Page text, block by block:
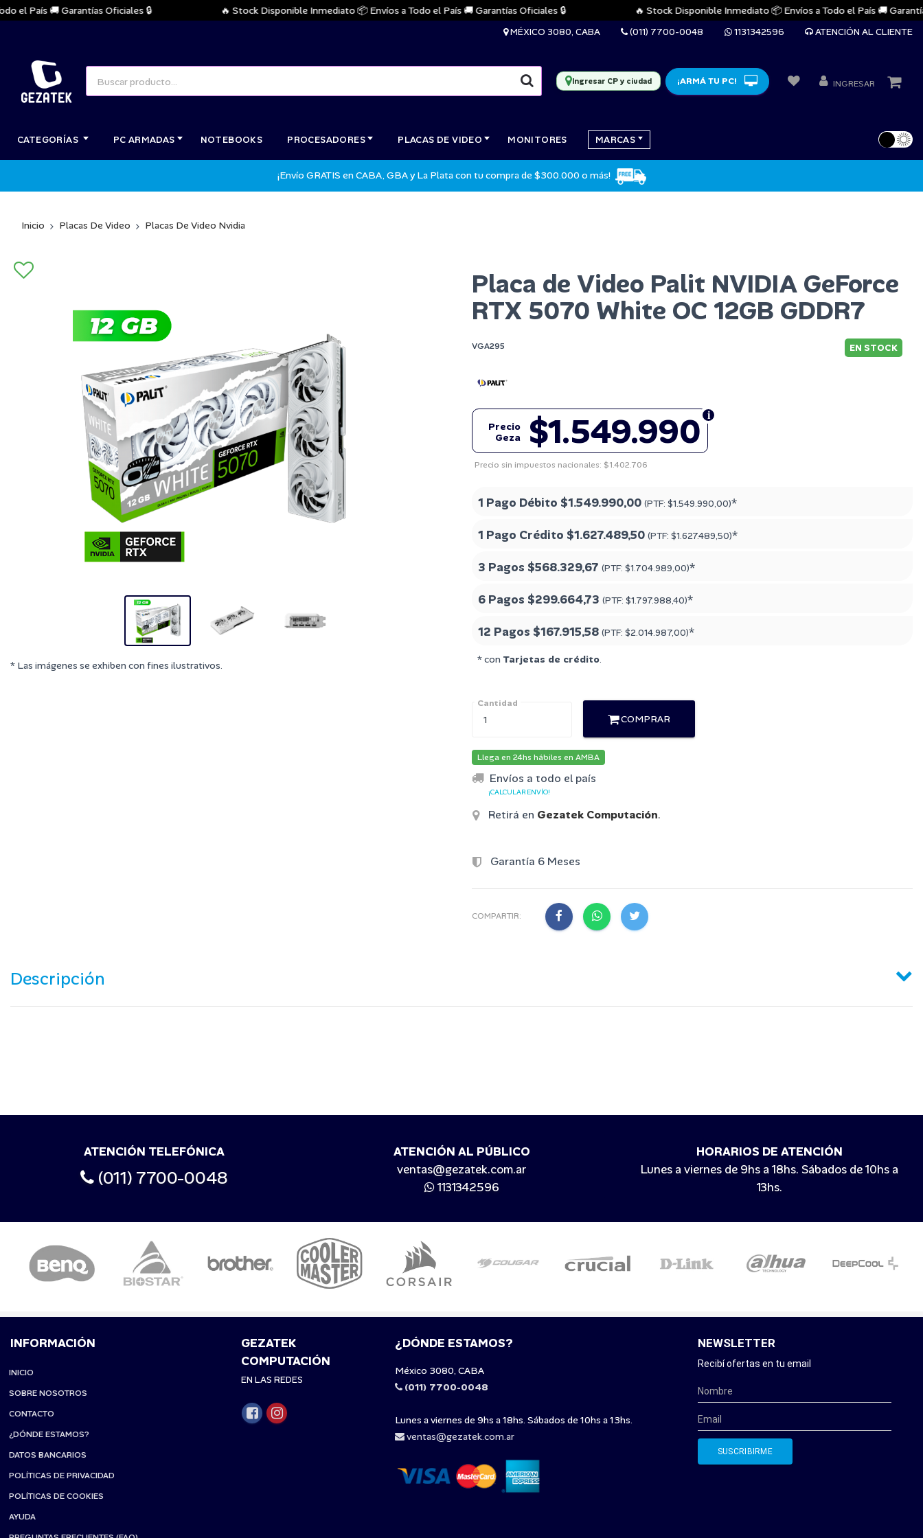
País 🚚 Garantías Oficiales 🔒 🔥 Stock Disponible Inmediato 📦 Envíos a Todo el País 🚚 Garantías Oficiales 🔒 🔥 Stock Disponible Inmediato 📦 Envíos a Todo el País 🚚 Garantías
MÉXICO 3080, CABA (011) 7700-0048 1131342596 ATENCIÓN AL CLIENTE
Ingresar CP y ciudad ¡ARMÁ TU PC! INGRESAR
CATEGORÍAS PC ARMADAS NOTEBOOKS PROCESADORES PLACAS DE VIDEO MONITORES MARCAS
¡Envío GRATIS en CABA, GBA y La Plata con tu compra de $300.000 o más!
Inicio Placas De Video Placas De Video Nvidia
* Las imágenes se exhiben con fines ilustrativos.
Placa de Video Palit NVIDIA GeForce
RTX 5070 White OC 12GB GDDR7
VGA295 EN STOCK
$1.549.990
Precio
Geza
Precio sin impuestos nacionales: $1.402.706
1 Pago Débito $1.549.990,00 (PTF: $1.549.990,00)*
1 Pago Crédito $1.627.489,50 (PTF: $1.627.489,50)*
3 Pagos $568.329,67 (PTF: $1.704.989,00)*
6 Pagos $299.664,73 (PTF: $1.797.988,40)*
12 Pagos $167.915,58 (PTF: $2.014.987,00)*
* con Tarjetas de crédito
Cantidad
COMPRAR
Llega en 24hs hábiles en AMBA
Envíos a todo el país
¡CALCULAR ENVÍO!
Retirá en Gezatek Computación.
Garantía 6 Meses
COMPARTIR:
Descripción
ATENCIÓN TELEFÓNICA
(011) 7700-0048
ATENCIÓN AL PÚBLICO
ventas@gezatek.com.ar
1131342596
HORARIOS DE ATENCIÓN
Lunes a viernes de 9hs a 18hs. Sábados de 10hs a
13hs.
INFORMACIÓN
INICIO
SOBRE NOSOTROS
CONTACTO
¿DÓNDE ESTAMOS?
DATOS BANCARIOS
POLÍTICAS DE PRIVACIDAD
POLÍTICAS DE COOKIES
AYUDA
GEZATEK
COMPUTACIÓN
EN LAS REDES
¿DÓNDE ESTAMOS?
México 3080, CABA
(011) 7700-0048
Lunes a viernes de 9hs a 18hs. Sábados de 10hs a 13hs.
ventas@gezatek.com.ar
NEWSLETTER
Recibí ofertas en tu email